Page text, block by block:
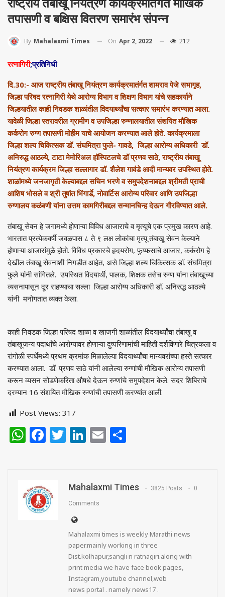
राष्ट्रीय तंबाखू नियंत्रण कार्यक्रमातंर्गत मौखिक
तपासणी व बक्षिस वितरण समारंभ संपन्न
By Mahalaxmi Times On Apr 2, 2022 212
रत्नागिरी;प्रतिनिधी
दि.30:- आज राष्ट्रीय तंबाखू नियंत्रण कार्यक्रमातंर्गत शामराव पेजे सभागृह,
जिल्हा परिषद रत्नागिरी येथे आरोग्य विभाग व शिक्षण विभाग यांचे सहकार्याने
जिल्हयातील काही निवडक शाळांतील विदयार्थ्यांचा सत्कार समारंभ करण्यात आला.
यावेळी जिल्हा स्तरावरील ग्रामीण व उपजिल्हा रुग्णालयातील संशयित मौखिक
कर्करोग रुग्ण तपासणी मोहीम याचे आयोजन करण्यात आले होते. कार्यक्रमाला
जिल्हा शल्य चिकित्सक डॉ. संघमित्रा फुले- गावडे, जिल्हा आरोग्य अधिकारी डॉ.
अनिरुद्ध आठल्ये, टाटा मेमोरिअल हॉस्पिटलचे डॉ प्रणव साठे, राष्ट्रीय तंबाखू
नियंत्रण कार्यक्रम जिल्हा सल्लागार डॉ. शैलेश गावंडे आदी मान्यवर उपस्थित होते.
शाळांमध्ये जनजागृती केल्याबद्दल सचिन भरणे व समुपदेशनाबद्दल श्रीमती प्राची
आशिष भोसले व श्री तुषांत भिंगार्डे, नोवार्टिस आरोग्य परिवार आणि उपजिल्हा
रुग्णालय कळंबणी यांना उत्तम कामगिरीबद्दल सन्मानचिन्ह देऊन गौरविण्यात आले.
तंबाखू सेवन हे जगामध्ये होणाऱ्या विविध आजाराचे व मृत्यूचे एक प्रमुख कारण आहे.
भारतात प्रत्येकवर्षी जवळपास ८ ते ९ लक्ष लोकांचा मृत्यू तंबाखू सेवन केल्याने
होणाऱ्या आजारांमुळे होतो. विविध प्रकारचे हृदयरोग, फुप्फसाचे आजार, कर्करोग हे
देखील तंबाखू सेवनाशी निगडीत आहेत, असे जिल्हा शल्य चिकित्सक डॉ. संघमित्रा
फुले यांनी सांगितले. उपस्थित विदयार्थी, पालक, शिक्षक तसेच रुग्ण यांना तंबाखूच्या
व्यसनापासून दूर राहण्याचा सल्ला जिल्हा आरोग्य अधिकारी डॉ. अनिरुद्ध आठल्ये
यांनी मनोगतात व्यक्त केला.
काही निवडक जिल्हा परिषद शाळा व खाजगी शाळांतील विदयार्थ्यांचा तंबाखू व
तंबाखूजन्य पदार्थांचे आरोग्यावर होणाऱ्या दुष्परिणामांची माहिती दर्शविणारे चित्रकला व
रांगोळी स्पर्धेमध्ये प्रथम क्रमांक मिळालेल्या विदयार्थ्यांचा मान्यवरांच्या हस्ते सत्कार
करण्यात आला. डॉ. प्रणव साठे यांनी आलेल्या रुग्णांची मौखिक आरोग्य तपासणी
करून व्यसन सोडणेकरिता औषधे देऊन रुग्णांचे समुपदेशन केले. सदर शिबिराचे
दरम्यान 16 संशयित मौखिक रुग्णांची तपासणी करण्यांत आली.
Post Views: 317
WhatsApp
Facebook
Twitter
LinkedIn
Email
Mahalaxmi Times 3825 Posts 0
Comments
Mahalaxmi times is weekly Marathi news
paper.mainly working in three
Dist.kolhapur,sangli n ratnagiri.along with
print media we have face book pages,
Instagram,youtube channel,web
news portal . namely news17 .